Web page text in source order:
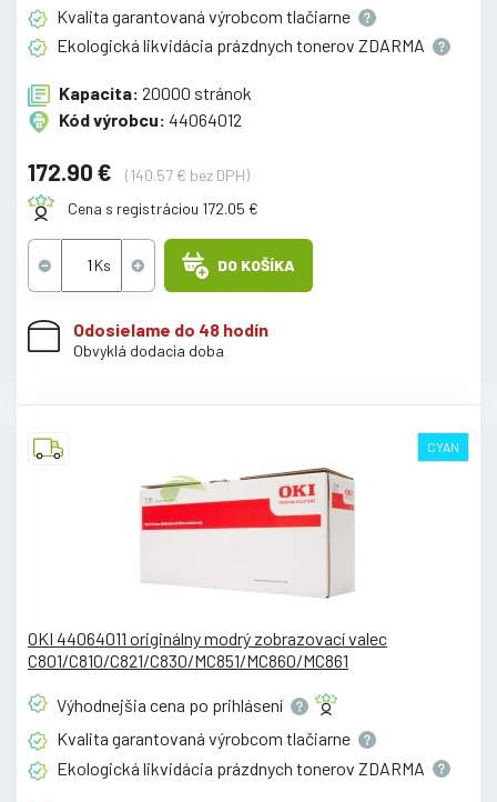
Kvalita garantovaná výrobcom tlačiarne
Ekologická likvidácia prázdnych tonerov ZDARMA
Kapacita: 20000 stránok
Kód výrobcu: 44064012
172.90 €
(140.57 € bez DPH)
Cena s registráciou 172.05 €
DO KOŠÍKA
Odosielame do 48 hodín
Obvyklá dodacia doba
CYAN
OKI 44064011 originálny modrý zobrazovací valec
C801/C810/C821/C830/MC851/MC860/MC861
Výhodnejšia cena po prihlásení
Kvalita garantovaná výrobcom tlačiarne
Ekologická likvidácia prázdnych tonerov ZDARMA